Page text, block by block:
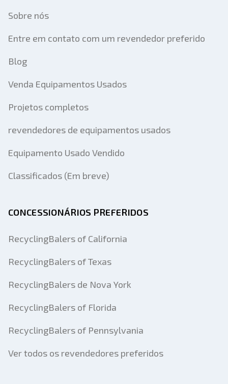
Sobre nós
Entre em contato com um revendedor preferido
Blog
Venda Equipamentos Usados
Projetos completos
revendedores de equipamentos usados
Equipamento Usado Vendido
Classificados (Em breve)
CONCESSIONÁRIOS PREFERIDOS
RecyclingBalers of California
RecyclingBalers of Texas
RecyclingBalers de Nova York
RecyclingBalers of Florida
RecyclingBalers of Pennsylvania
Ver todos os revendedores preferidos